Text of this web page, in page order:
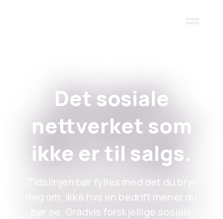
Det sosiale
nettverket som
ikke er til salgs.
Tidslinjen bør fylles med det du bryr
deg om, ikke hva en bedrift mener du
bør se. Gradvis forskjellige sosiale